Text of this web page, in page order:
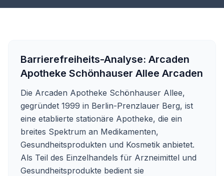
Barrierefreiheits-Analyse: Arcaden
Apotheke Schönhauser Allee Arcaden
Die Arcaden Apotheke Schönhauser Allee,
gegründet 1999 in Berlin-Prenzlauer Berg, ist
eine etablierte stationäre Apotheke, die ein
breites Spektrum an Medikamenten,
Gesundheitsprodukten und Kosmetik anbietet.
Als Teil des Einzelhandels für Arzneimittel und
Gesundheitsprodukte bedient sie